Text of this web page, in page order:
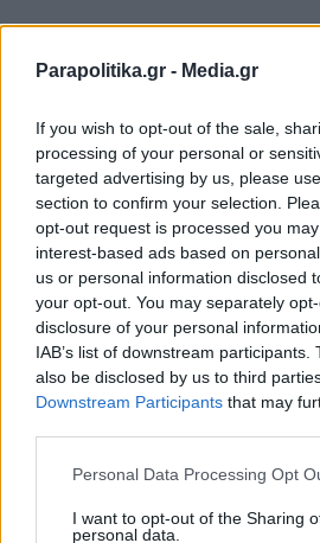
Parapolitika.gr - Media.gr
If you wish to opt-out of the sale,
processing of your personal or
targeted advertising by us, please
section to confirm your selection.
opt-out request is processed you
interest-based ads based on
us or personal information disclosed
your opt-out. You may separately
disclosure of your personal
IAB’s list of downstream
also be disclosed by us to third
Downstream Participants that may
Personal Data Processing Opt
I want to opt-out of the Sharing
personal data.
Εγγραφή στο